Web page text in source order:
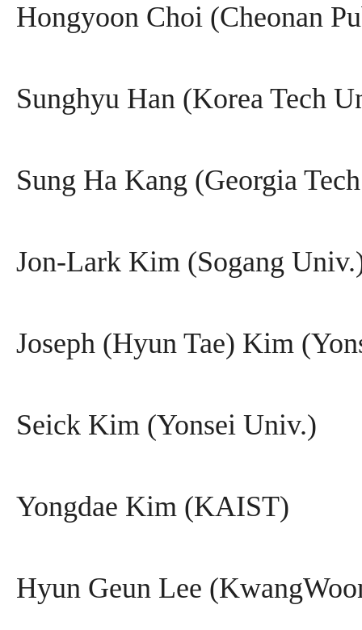
Hongyoon Choi (Cheonan
Sunghyu Han (Korea Tech
Sung Ha Kang (Georgia
Jon-Lark Kim (Sogang
Joseph (Hyun Tae) Kim
Seick Kim (Yonsei Univ.)
Yongdae Kim (KAIST)
Hyun Geun Lee